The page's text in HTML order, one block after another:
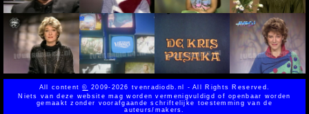
All content© 2009-2026 tvenradiodb.nl - All Rights Reserved.
Niets van deze website mag worden vermenigvuldigd of openbaar worden
gemaakt zonder voorafgaande schriftelijke toestemming van de
auteurs/makers.